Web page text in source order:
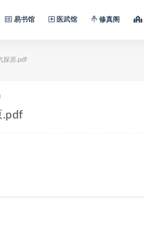
易书馆 医武馆 修真阁
探原.pdf
.pdf